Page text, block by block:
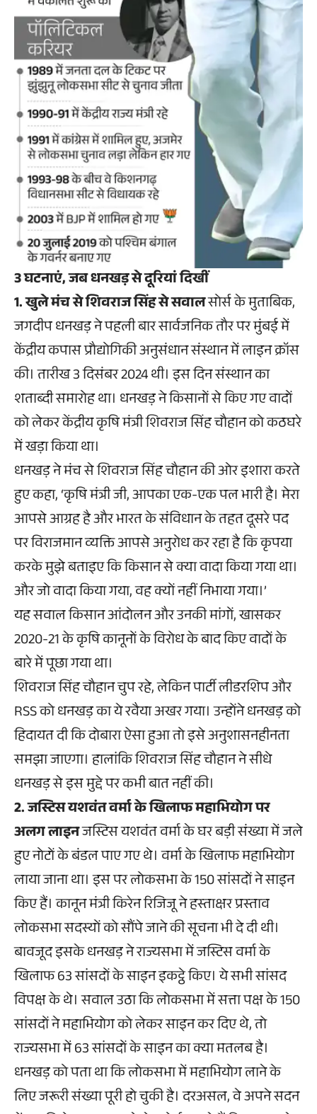
3 घटनाएं, जब धनखड़ से दूरियां दिखीं
1. खुले मंच से शिवराज सिंह से सवालसोर्स के मुताबिक,
जगदीप धनखड़ ने पहली बार सार्वजनिक तौर पर मुंबई में
केंद्रीय कपास प्रौद्योगिकी अनुसंधान संस्थान में लाइन क्रॉस
की। तारीख 3 दिसंबर 2024 थी। इस दिन संस्थान का
शताब्दी समारोह था। धनखड़ ने किसानों से किए गए वादों
को लेकर केंद्रीय कृषि मंत्री शिवराज सिंह चौहान को कठघरे
में खड़ा किया था।
धनखड़ ने मंच से शिवराज सिंह चौहान की ओर इशारा करते
हुए कहा, ‘कृषि मंत्री जी, आपका एक-एक पल भारी है। मेरा
आपसे आग्रह है और भारत के संविधान के तहत दूसरे पद
पर विराजमान व्यक्ति आपसे अनुरोध कर रहा है कि कृपया
करके मुझे बताइए कि किसान से क्या वादा किया गया था।
और जो वादा किया गया, वह क्यों नहीं निभाया गया।’
यह सवाल किसान आंदोलन और उनकी मांगों, खासकर
2020-21 के कृषि कानूनों के विरोध के बाद किए वादों के
बारे में पूछा गया था।
शिवराज सिंह चौहान चुप रहे, लेकिन पार्टी लीडरशिप और
RSS को धनखड़ का ये रवैया अखर गया। उन्होंने धनखड़ को
हिदायत दी कि दोबारा ऐसा हुआ तो इसे अनुशासनहीनता
समझा जाएगा। हालांकि शिवराज सिंह चौहान ने सीधे
धनखड़ से इस मुद्दे पर कभी बात नहीं की।
2. जस्टिस यशवंत वर्मा के खिलाफ महाभियोग पर
अलग लाइनजस्टिस यशवंत वर्मा के घर बड़ी संख्या में जले
हुए नोटों के बंडल पाए गए थे। वर्मा के खिलाफ महाभियोग
लाया जाना था। इस पर लोकसभा के 150 सांसदों ने साइन
किए हैं। कानून मंत्री किरेन रिजिजू ने हस्ताक्षर प्रस्ताव
लोकसभा सदस्यों को सौंपे जाने की सूचना भी दे दी थी।
बावजूद इसके धनखड़ ने राज्यसभा में जस्टिस वर्मा के
खिलाफ 63 सांसदों के साइन इकट्ठे किए। ये सभी सांसद
विपक्ष के थे। सवाल उठा कि लोकसभा में सत्ता पक्ष के 150
सांसदों ने महाभियोग को लेकर साइन कर दिए थे, तो
राज्यसभा में 63 सांसदों के साइन का क्या मतलब है।
धनखड़ को पता था कि लोकसभा में महाभियोग लाने के
लिए जरूरी संख्या पूरी हो चुकी है। दरअसल, वे अपने सदन